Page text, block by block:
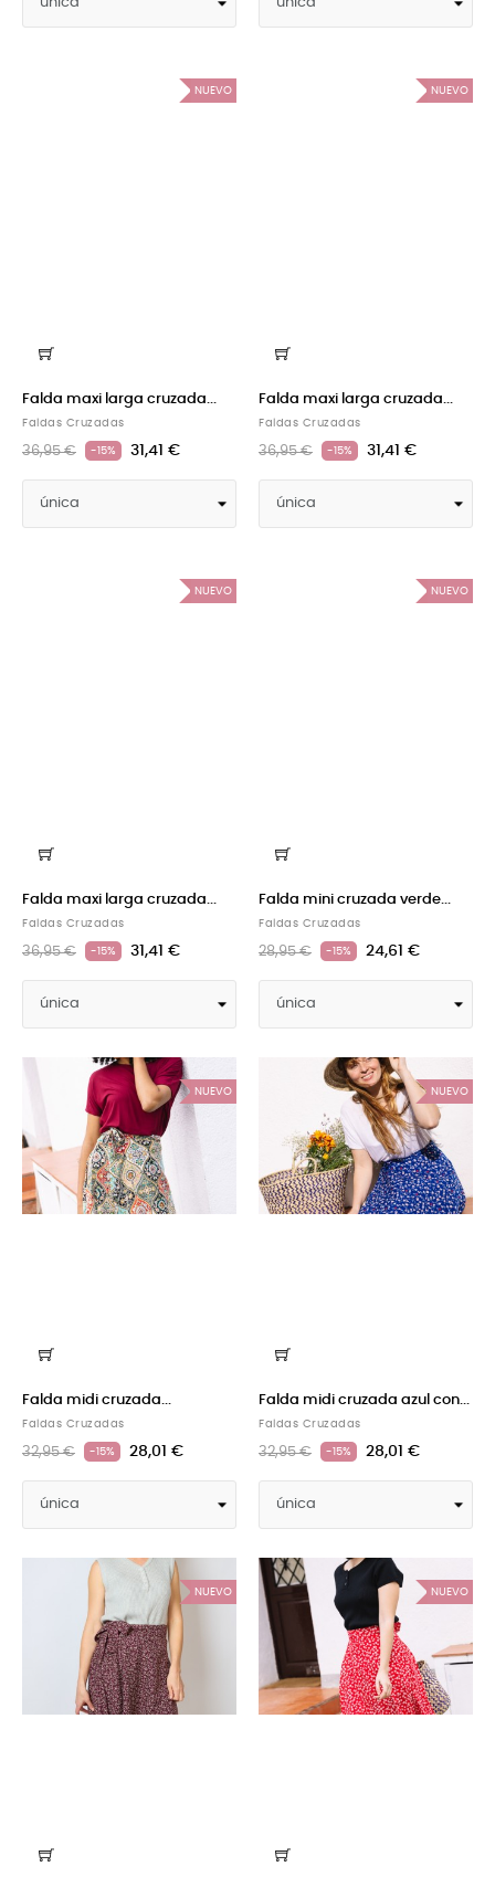
NUEVO
Falda maxi larga cruzada...
Faldas Cruzadas
36,95 € -15% 31,41 €
NUEVO
Falda maxi larga cruzada...
Faldas Cruzadas
36,95 € -15% 31,41 €
NUEVO
Falda maxi larga cruzada...
Faldas Cruzadas
36,95 € -15% 31,41 €
NUEVO
Falda mini cruzada verde...
Faldas Cruzadas
28,95 € -15% 24,61 €
NUEVO
Falda midi cruzada...
Faldas Cruzadas
32,95 € -15% 28,01 €
NUEVO
Falda midi cruzada azul con...
Faldas Cruzadas
32,95 € -15% 28,01 €
NUEVO NUEVO